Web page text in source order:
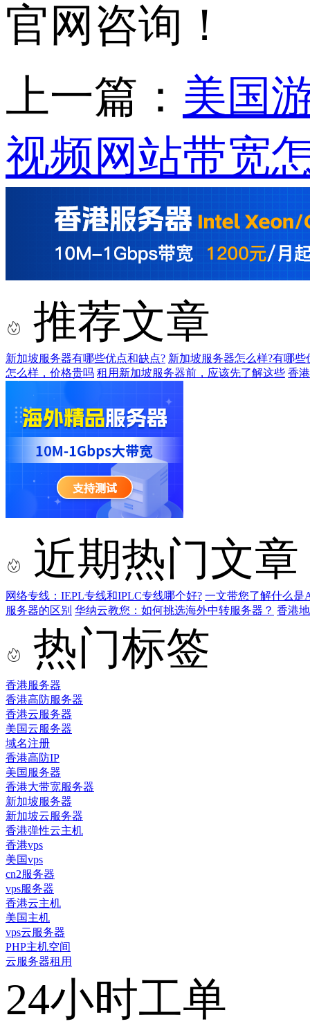
官网咨询！
上一篇： 美国
视频网站带宽
推荐文章
新加坡服务器有哪些优点和缺点? 新加坡服务器怎么样?有哪些
怎么样，价格贵吗 租用新加坡服务器前，应该先了解这些 香
近期热门文章
网络专线：IEPL专线和IPLC专线哪个好? 一文带您了解什么是
服务器的区别 华纳云教您：如何挑选海外中转服务器？ 香港
热门标签
香港服务器
香港高防服务器
香港云服务器
美国云服务器
域名注册
香港高防IP
美国服务器
香港大带宽服务器
新加坡服务器
新加坡云服务器
香港弹性云主机
香港vps
美国vps
cn2服务器
vps服务器
香港云主机
美国主机
vps云服务器
PHP主机空间
云服务器租用
24小时工单